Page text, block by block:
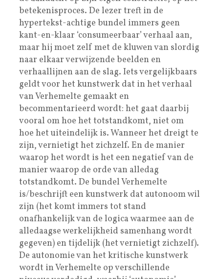
betekenisproces. De lezer treft in de
hypertekst-achtige bundel immers geen
kant-en-klaar ‘consumeerbaar’ verhaal aan,
maar hij moet zelf met de kluwen van slordig
naar elkaar verwijzende beelden en
verhaallijnen aan de slag. Iets vergelijkbaars
geldt voor het kunstwerk dat in het verhaal
van Verhemelte gemaakt en
becommentarieerd wordt: het gaat daarbij
vooral om hoe het totstandkomt, niet om
hoe het uiteindelijk is. Wanneer het dreigt te
zijn, vernietigt het zichzelf. En de manier
waarop het wordt is het een negatief van de
manier waarop de orde van alledag
totstandkomt. De bundel Verhemelte
is/beschrijft een kunstwerk dat autonoom wil
zijn (het komt immers tot stand
onafhankelijk van de logica waarmee aan de
alledaagse werkelijkheid samenhang wordt
gegeven) en tijdelijk (het vernietigt zichzelf).
De autonomie van het kritische kunstwerk
wordt in Verhemelte op verschillende